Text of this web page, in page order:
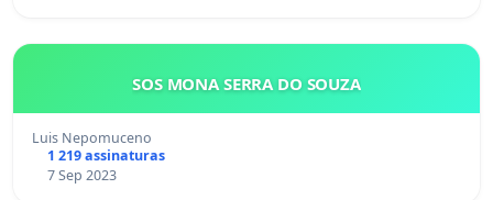
SOS MONA SERRA DO SOUZA
Luis Nepomuceno
1 219 assinaturas
7 Sep 2023